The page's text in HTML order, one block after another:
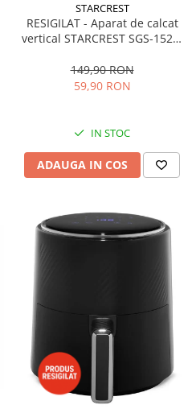
STARCREST
RESIGILAT - Aparat de calcat
vertical STARCREST SGS-1520,
260 ml, 3 Accesorii, Negru
149,90 RON
59,90 RON
IN STOC
ADAUGA IN COS